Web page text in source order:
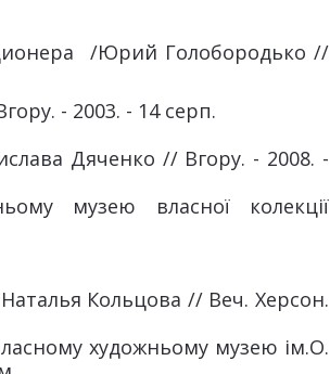
/Юрий Голобородько //
- 2003. - 14 серп.
Дяченко // Вгору. - 2008. -
музею власної колекції
Кольцова // Веч. Херсон.
художньому музею ім.О.